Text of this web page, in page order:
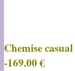
Chemise
-169.00 €